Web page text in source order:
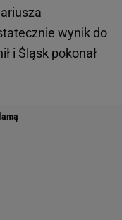
wynik do
i Śląsk pokonał